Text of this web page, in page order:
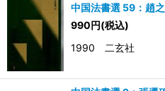
中国法書選 59：趙
990円(税込)
1990 二玄社